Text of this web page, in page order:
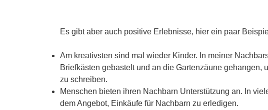
Es gibt aber auch positive Erlebnisse, hier ein paar
Am kreativsten sind mal wieder Kinder. In meiner
Briefkästen gebastelt und an die Gartenzäune gehangen,
zu schreiben.
Menschen bieten ihren Nachbarn Unterstützung an. In
dem Angebot, Einkäufe für Nachbarn zu erledigen.